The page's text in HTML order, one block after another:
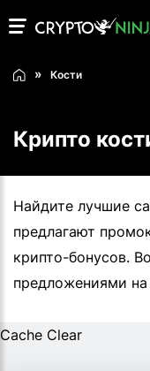
Кости
Крипто
Найдите лучшие
предлагают
крипто-бонусов.
предложениями
Cache Clear